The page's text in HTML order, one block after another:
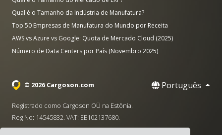
Qual é o Tamanho da Indústria de Manufatura?
Top 50 Empresas de Manufatura do Mundo por Receita
AWS vs Azure vs Google: Quota de Mercado Cloud (2025)
Número de Data Centers por País (Novembro 2025)
© 2026 Cargoson.com Português
Registrado como Cargoson OÜ na Estônia.
Reg No: 14545832. VAT: EE102137680.